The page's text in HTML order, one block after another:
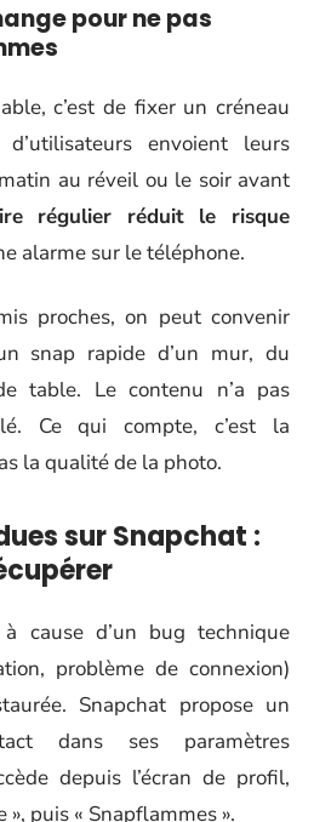
pour ne pas
c’est de fixer un créneau
envoient leurs
au réveil ou le soir avant
régulier réduit le risque
alarme sur le téléphone.
proches, on peut convenir
snap rapide d’un mur, du
table. Le contenu n’a pas
Ce qui compte, c’est la
la qualité de la photo.
sur Snapchat :
cause d’un bug technique
problème de connexion)
Snapchat propose un
dans ses paramètres
depuis l’écran de profil,
», puis « Snapflammes ».